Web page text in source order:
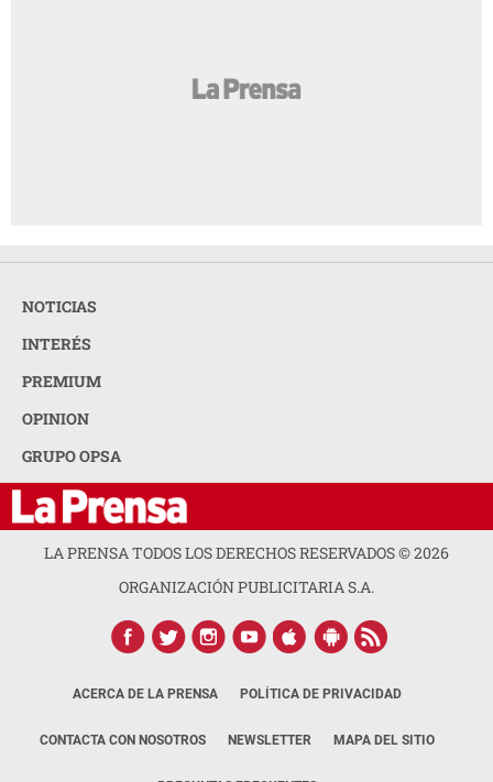
NOTICIAS
INTERÉS
PREMIUM
OPINION
GRUPO OPSA
LA PRENSA TODOS LOS DERECHOS RESERVADOS ©2026
ORGANIZACIÓN PUBLICITARIA S.A.
ACERCA DE LA PRENSA POLÍTICA DE PRIVACIDAD
CONTACTA CON NOSOTROS NEWSLETTER MAPA DEL SITIO